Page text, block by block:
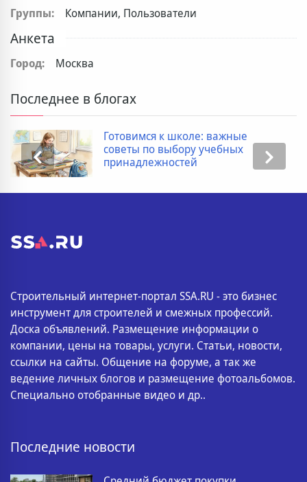
Группы:
Компании, Пользователи
Анкета
Город: Москва
Последнее в блогах
Готовимся к школе: важные
советы по выбору учебных
принадлежностей
Строительный интернет-портал SSA.RU - это бизнес
инструмент для строителей и смежных профессий.
Доска объявлений. Размещение информации о
компании, цены на товары, услуги. Статьи, новости,
ссылки на сайты. Общение на форуме, а так же
ведение личных блогов и размещение фотоальбомов.
Специально отобранные видео и др..
Последние новости